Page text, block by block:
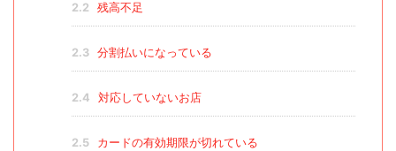
2.2 残高不足
2.3 分割払いになっている
2.4 対応していないお店
2.5 カードの有効期限が切れている